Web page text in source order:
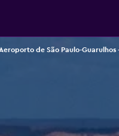
Aeroporto de São Paulo-Guarulhos